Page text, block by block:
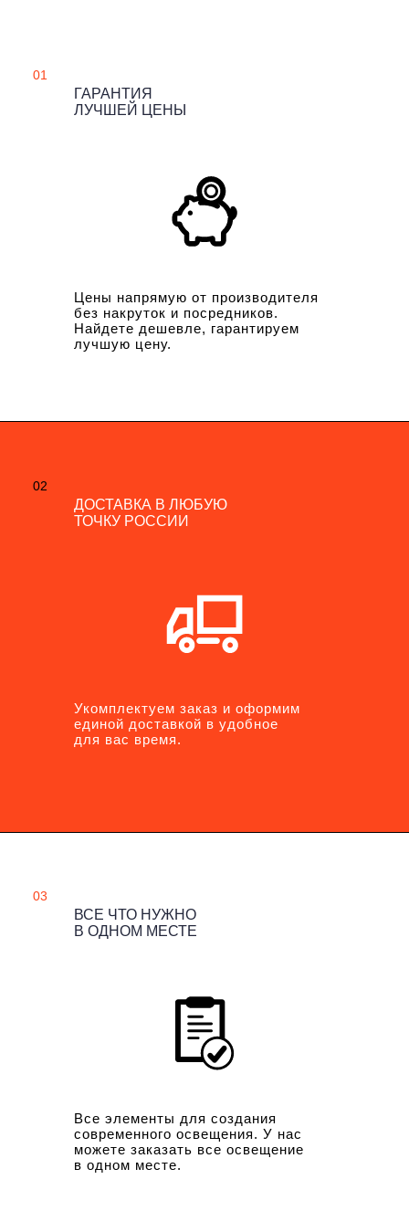
01
ГАРАНТИЯ
ЛУЧШЕЙ ЦЕНЫ
Цены напрямую от производителя
без накруток и посредников.
Найдете дешевле, гарантируем
лучшую цену.
02
ДОСТАВКА В ЛЮБУЮ
ТОЧКУ РОССИИ
Укомплектуем заказ и оформим
единой доставкой в удобное
для вас время.
02
ДОСТАВКА В ЛЮБУЮ
ТОЧКУ РОССИИ
Укомплектуем заказ и оформим
единой доставкой в удобное
для вас время.
03
ВСЕ ЧТО НУЖНО
В ОДНОМ МЕСТЕ
Все элементы для создания
современного освещения. У нас
можете заказать все освещение
в одном месте.